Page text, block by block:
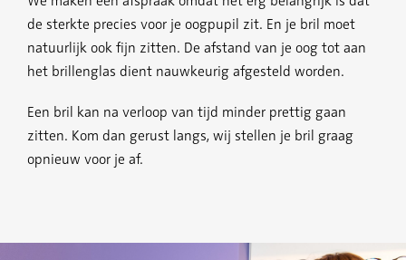
de sterkte precies voor je oogpupil zit. En je bril moet
natuurlijk ook fijn zitten. De afstand van je oog tot aan
het brillenglas dient nauwkeurig afgesteld worden.
Een bril kan na verloop van tijd minder prettig gaan
zitten. Kom dan gerust langs, wij stellen je bril graag
opnieuw voor je af.